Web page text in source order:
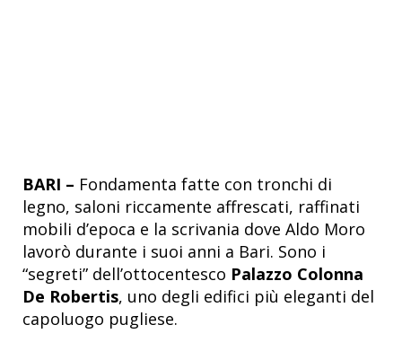
BARI – Fondamenta fatte con tronchi di
legno, saloni riccamente affrescati, raffinati
mobili d’epoca e la scrivania dove Aldo Moro
lavorò durante i suoi anni a Bari. Sono i
“segreti” dell’ottocentesco Palazzo Colonna
De Robertis, uno degli edifici più eleganti del
capoluogo pugliese.